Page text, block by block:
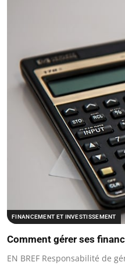
FINANCEMENT ET INVESTISSEMENT
Comment gérer ses
EN BREF Responsabilité de